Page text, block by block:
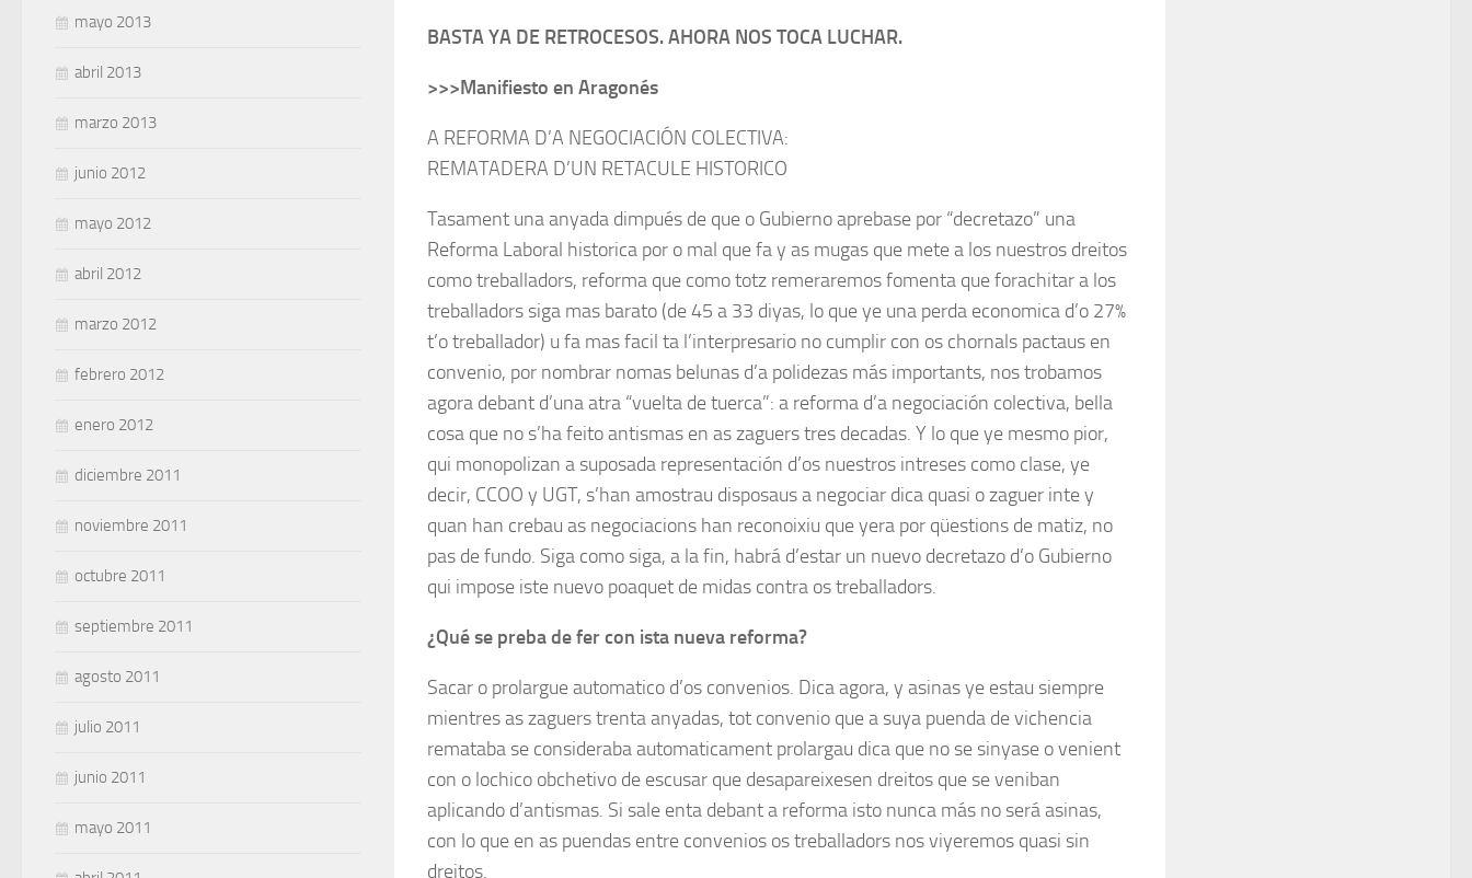
BASTA YA DE RETROCESOS. AHORA NOS TOCA LUCHAR.
>>>Manifiesto en Aragonés
A REFORMA D’A NEGOCIACIÓN COLECTIVA:
REMATADERA D’UN RETACULE HISTORICO
Tasament una anyada dimpués de que o Gubierno aprebase por “decretazo” una
Reforma Laboral historica por o mal que fa y as mugas que mete a los nuestros dreitos
como treballadors, reforma que como totz remeraremos fomenta que forachitar a los
treballadors siga mas barato (de 45 a 33 diyas, lo que ye una perda economica d’o 27%
t’o treballador) u fa mas facil ta l’interpresario no cumplir con os chornals pactaus en
convenio, por nombrar nomas belunas d’a polidezas más importants, nos trobamos
agora debant d’una atra “vuelta de tuerca”: a reforma d’a negociación colectiva, bella
cosa que no s’ha feito antismas en as zaguers tres decadas. Y lo que ye mesmo pior,
qui monopolizan a suposada representación d’os nuestros intreses como clase, ye
decir, CCOO y UGT, s’han amostrau disposaus a negociar dica quasi o zaguer inte y
quan han crebau as negociacions han reconoixiu que yera por qüestions de matiz, no
pas de fundo. Siga como siga, a la fin, habrá d’estar un nuevo decretazo d’o Gubierno
qui impose iste nuevo poaquet de midas contra os treballadors.
¿Qué se preba de fer con ista nueva reforma?
Sacar o prolargue automatico d’os convenios. Dica agora, y asinas ye estau siempre
mientres as zaguers trenta anyadas, tot convenio que a suya puenda de vichencia
remataba se consideraba automaticament prolargau dica que no se sinyase o venient
con o lochico obchetivo de escusar que desapareixesen dreitos que se veniban
aplicando d’antismas. Si sale enta debant a reforma isto nunca más no será asinas,
con lo que en as puendas entre convenios os treballadors nos viyeremos quasi sin
dreitos.
mayo 2013
abril 2013
marzo 2013
junio 2012
mayo 2012
abril 2012
marzo 2012
febrero 2012
enero 2012
diciembre 2011
noviembre 2011
octubre 2011
septiembre 2011
agosto 2011
julio 2011
junio 2011
mayo 2011